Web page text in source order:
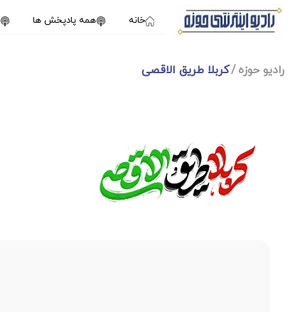
خانه همه پادپخش ها
رادیو حوزه کربلا طریق الاقصی